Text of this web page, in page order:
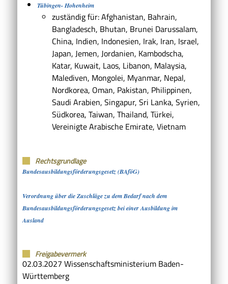
Tübingen- Hohenheim
zuständig für: Afghanistan, Bahrain,
Bangladesch, Bhutan, Brunei Darussalam,
China, Indien, Indonesien, Irak, Iran, Israel,
Japan, Jemen, Jordanien, Kambodscha,
Katar, Kuwait, Laos, Libanon, Malaysia,
Malediven, Mongolei, Myanmar, Nepal,
Nordkorea, Oman, Pakistan, Philippinen,
Saudi Arabien, Singapur, Sri Lanka, Syrien,
Südkorea, Taiwan, Thailand, Türkei,
Vereinigte Arabische Emirate, Vietnam
Rechtsgrundlage
Bundesausbildungsförderungsgesetz (BAföG)
Verordnung über die Zuschläge zu dem Bedarf nach dem
Bundesausbildungsförderungsgesetz bei einer Ausbildung im
Ausland
Freigabevermerk
02.03.2027 Wissenschaftsministerium Baden-
Württemberg